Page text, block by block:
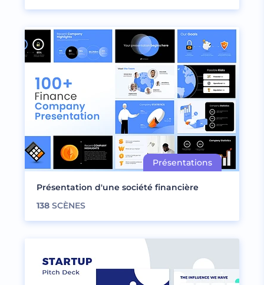
Présentation d'une société financière
138 SCÈNES